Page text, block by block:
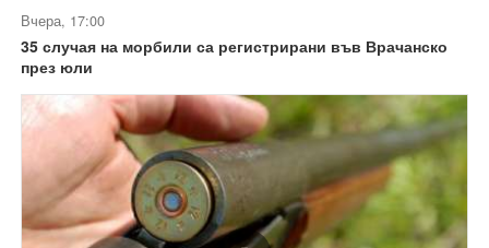
Вчера, 17:00
35 случая на морбили са регистрирани във Врачанско
през юли